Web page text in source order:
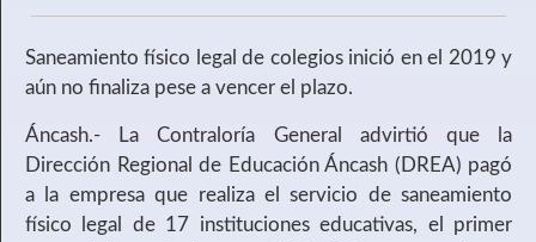
Saneamiento físico legal de colegios inició en el 2019 y
aún no finaliza pese a vencer el plazo.
Áncash.- La Contraloría General advirtió que la
Dirección Regional de Educación Áncash (DREA) pagó
a la empresa que realiza el servicio de saneamiento
físico legal de 17 instituciones educativas, el primer